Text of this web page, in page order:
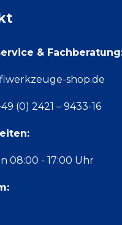
&
shop.de
(0) 2421 – 9433-16
08:00 - 17:00 Uhr